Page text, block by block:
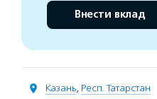
Внести вклад
Казань, Респ. Татарстан